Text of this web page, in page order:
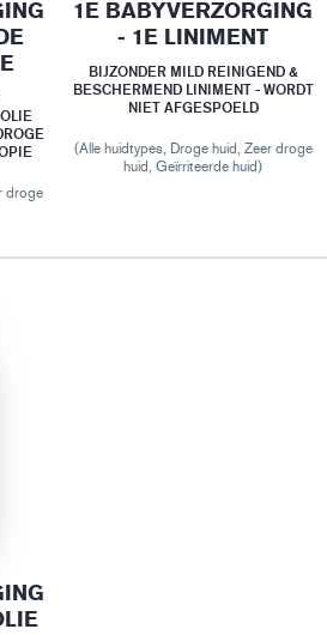
droge
1E BABYVERZORGING
- 1E LINIMENT
BIJZONDER MILD REINIGEND &
BESCHERMEND LINIMENT - WORDT
NIET AFGESPOELD
(Alle huidtypes, Droge huid, Zeer droge
huid, Geïrriteerde huid)